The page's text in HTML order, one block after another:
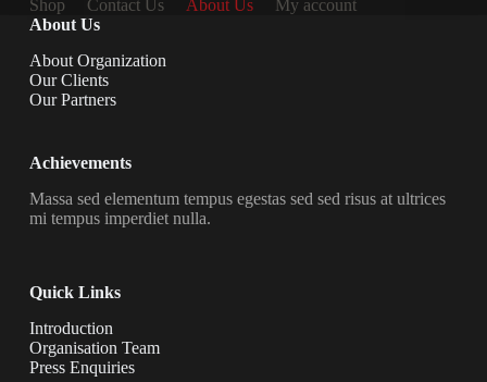
Shop Contact Us About Us
My account
About Us
About Organization
Our Clients
Our Partners
Achievements
Massa sed elementum tempus egestas sed sed risus at ultrices
mi tempus imperdiet nulla.
Quick Links
Introduction
Organisation Team
Press Enquiries